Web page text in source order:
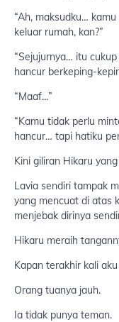
“Ah, maksudku…
keluar rumah, kan?”
“Sejujurnya… itu
hancur berkeping-
“Maaf…”
“Kamu tidak perlu
hancur… tapi hatiku
Kini giliran Hikaru
Lavia sendiri tampak
yang mencuat di atas
menjebak dirinya
Hikaru meraih
Kapan terakhir kali
Orang tuanya jauh.
Ia tidak punya teman.